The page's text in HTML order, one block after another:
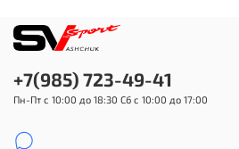
+7(985) 723-49-41
Пн-Пт с 10:00 до 18:30 Сб с 10:00 до 17:00